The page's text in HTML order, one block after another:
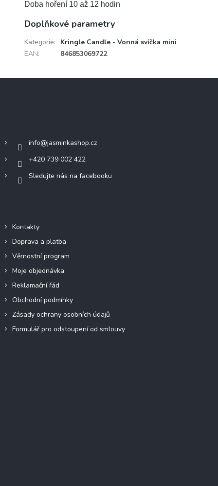
Doba hoření 10 až 12 hodin
Doplňkové parametry
Kategorie:
Kringle Candle - Vonná svíčka mini
EAN: 846853069722
info@jasminkashop.cz
+420 739 002 422
Sledujte nás na facebooku
Kontakty
Doprava a platba
Věrnostní program
Moje objednávka
Reklamační řád
Obchodní podmínky
Zásady ochrany osobních údajů
Formulář pro odstoupení od smlouvy